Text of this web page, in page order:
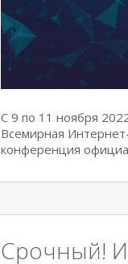
С 9 по 11 ноября
Всемирная
конференция
Срочный!